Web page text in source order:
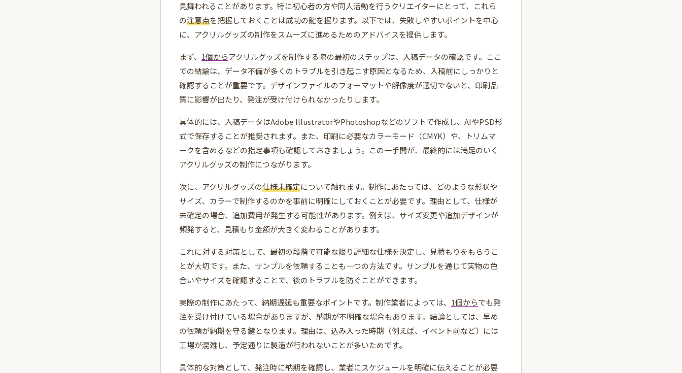
見舞われることがあります。特に初心者の方や同人活動を行うクリエイターにとって、これら
の注意点を把握しておくことは成功の鍵を握ります。以下では、失敗しやすいポイントを中心
に、アクリルグッズの制作をスムーズに進めるためのアドバイスを提供します。
まず、 1個からアクリルグッズを制作する際の最初のステップは、入稿データの確認です。ここ
での結論は、データ不備が多くのトラブルを引き起こす原因となるため、入稿前にしっかりと
確認することが重要です。デザインファイルのフォーマットや解像度が適切でないと、印刷品
質に影響が出たり、発注が受け付けられなかったりします。
具体的には、入稿データはAdobe IllustratorやPhotoshopなどのソフトで作成し、AIやPSD形
式で保存することが推奨されます。また、印刷に必要なカラーモード（CMYK）や、トリムマ
ークを含めるなどの指定事項も確認しておきましょう。この一手間が、最終的には満足のいく
アクリルグッズの制作につながります。
次に、アクリルグッズの仕様未確定について触れます。制作にあたっては、どのような形状や
サイズ、カラーで制作するのかを事前に明確にしておくことが必要です。理由として、仕様が
未確定の場合、追加費用が発生する可能性があります。例えば、サイズ変更や追加デザインが
頻発すると、見積もり金額が大きく変わることがあります。
これに対する対策として、最初の段階で可能な限り詳細な仕様を決定し、見積もりをもらうこ
とが大切です。また、サンプルを依頼することも一つの方法です。サンプルを通じて実物の色
合いやサイズを確認することで、後のトラブルを防ぐことができます。
実際の制作にあたって、納期遅延も重要なポイントです。制作業者によっては、 1個からでも発
注を受け付けている場合がありますが、納期が不明確な場合もあります。結論としては、早め
の依頼が納期を守る鍵となります。理由は、込み入った時期（例えば、イベント前など）には
工場が混雑し、予定通りに製造が行われないことが多いためです。
具体的な対策として、発注時に納期を確認し、業者にスケジュールを明確に伝えることが必要